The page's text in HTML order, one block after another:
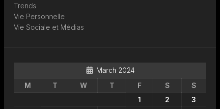
Trends
Vie Personnelle
Vie Sociale et Médias
March 2024
M
T W T F S
S
1
2
3